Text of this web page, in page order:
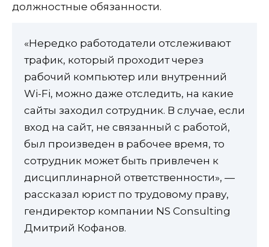
должностные обязанности.
«Нередко работодатели отслеживают
трафик, который проходит через
рабочий компьютер или внутренний
Wi-Fi, можно даже отследить, на какие
сайты заходил сотрудник. В случае, если
вход на сайт, не связанный с работой,
был произведен в рабочее время, то
сотрудник может быть привлечен к
дисциплинарной ответственности», —
рассказал юрист по трудовому праву,
гендиректор компании NS Consulting
Дмитрий Кофанов.